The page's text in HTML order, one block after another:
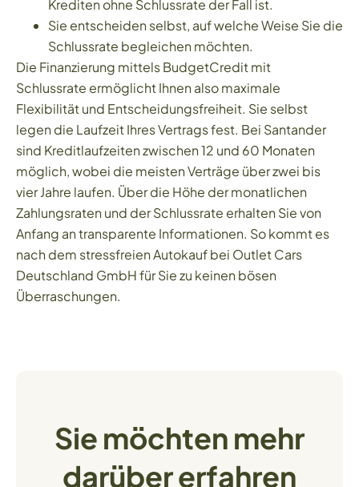
Krediten ohne Schlussrate der Fall ist.
Sie entscheiden selbst, auf welche Weise Sie die
Schlussrate begleichen möchten.
Die Finanzierung mittels BudgetCredit mit
Schlussrate ermöglicht Ihnen also maximale
Flexibilität und Entscheidungsfreiheit. Sie selbst
legen die Laufzeit Ihres Vertrags fest. Bei Santander
sind Kreditlaufzeiten zwischen 12 und 60 Monaten
möglich, wobei die meisten Verträge über zwei bis
vier Jahre laufen. Über die Höhe der monatlichen
Zahlungsraten und der Schlussrate erhalten Sie von
Anfang an transparente Informationen. So kommt es
nach dem stressfreien Autokauf bei Outlet Cars
Deutschland GmbH für Sie zu keinen bösen
Überraschungen.
Sie möchten mehr
darüber erfahren